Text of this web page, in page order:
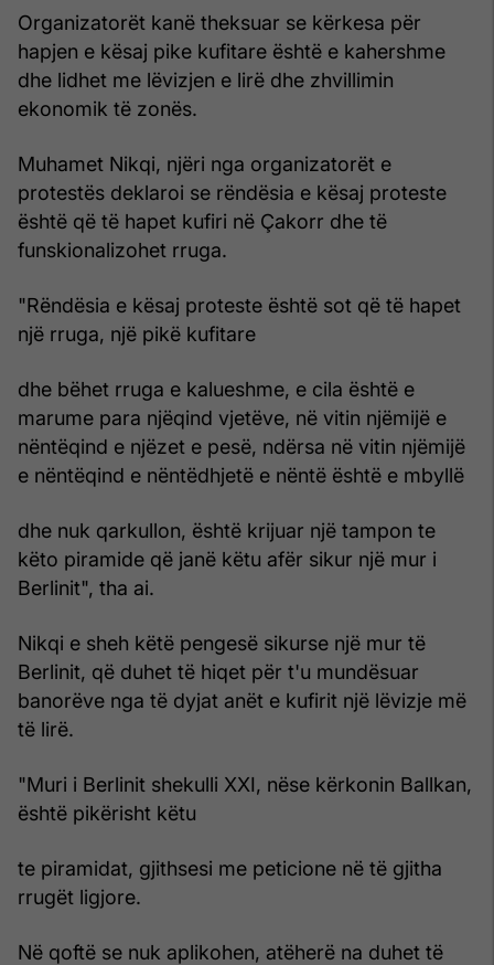
Organizatorët kanë theksuar se kërkesa për
hapjen e kësaj pike kufitare është e kahershme
dhe lidhet me lëvizjen e lirë dhe zhvillimin
ekonomik të zonës.
Muhamet Nikqi, njëri nga organizatorët e
protestës deklaroi se rëndësia e kësaj proteste
është që të hapet kufiri në Çakorr dhe të
funskionalizohet rruga.
"Rëndësia e kësaj proteste është sot që të hapet
një rruga, një pikë kufitare
dhe bëhet rruga e kalueshme, e cila është e
marume para njëqind vjetëve, në vitin njëmijë e
nëntëqind e njëzet e pesë, ndërsa në vitin njëmijë
e nëntëqind e nëntëdhjetë e nëntë është e mbyllë
dhe nuk qarkullon, është krijuar një tampon te
këto piramide që janë këtu afër sikur një mur i
Berlinit", tha ai.
Nikqi e sheh këtë pengesë sikurse një mur të
Berlinit, që duhet të hiqet për t'u mundësuar
banorëve nga të dyjat anët e kufirit një lëvizje më
të lirë.
"Muri i Berlinit shekulli XXI, nëse kërkonin Ballkan,
është pikërisht këtu
te piramidat, gjithsesi me peticione në të gjitha
rrugët ligjore.
Në qoftë se nuk aplikohen, atëherë na duhet të